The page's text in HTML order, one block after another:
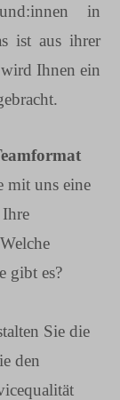
in
ist aus ihrer
Ihnen ein
mit uns eine
gibt es?
Sie die
den